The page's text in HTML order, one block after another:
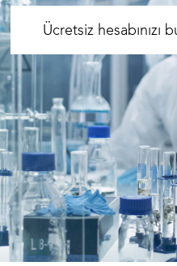
Ücretsiz hesabınızı